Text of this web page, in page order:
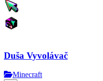
Duša Vyvolávač
Minecraft